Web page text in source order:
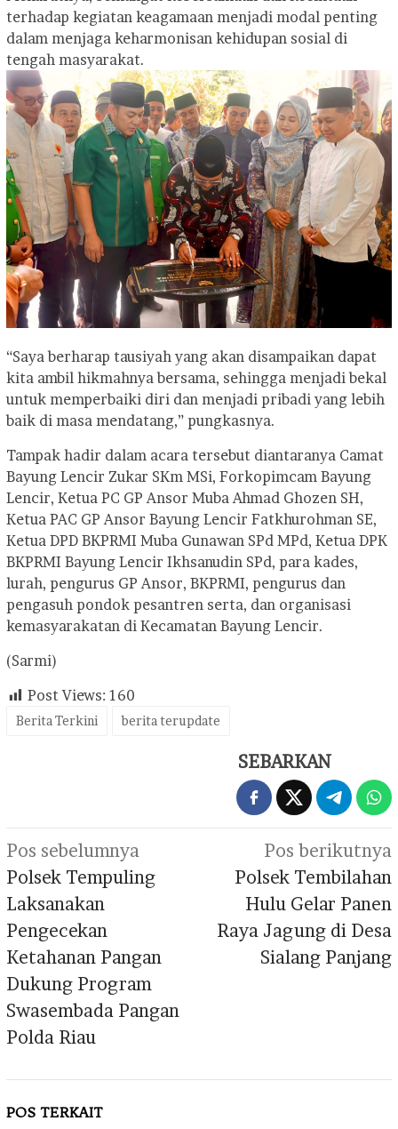
terhadap kegiatan keagamaan menjadi modal penting
dalam menjaga keharmonisan kehidupan sosial di
tengah masyarakat.
“Saya berharap tausiyah yang akan disampaikan dapat
kita ambil hikmahnya bersama, sehingga menjadi bekal
untuk memperbaiki diri dan menjadi pribadi yang lebih
baik di masa mendatang,” pungkasnya.
Tampak hadir dalam acara tersebut diantaranya Camat
Bayung Lencir Zukar SKm MSi, Forkopimcam Bayung
Lencir, Ketua PC GP Ansor Muba Ahmad Ghozen SH,
Ketua PAC GP Ansor Bayung Lencir Fatkhurohman SE,
Ketua DPD BKPRMI Muba Gunawan SPd MPd, Ketua DPK
BKPRMI Bayung Lencir Ikhsanudin SPd, para kades,
lurah, pengurus GP Ansor, BKPRMI, pengurus dan
pengasuh pondok pesantren serta, dan organisasi
kemasyarakatan di Kecamatan Bayung Lencir.
(Sarmi)
Post Views: 160
Berita Terkini berita terupdate
SEBARKAN
Navigasi
pos
Pos sebelumnya
Polsek Tempuling
Laksanakan
Pengecekan
Ketahanan Pangan
Dukung Program
Swasembada Pangan
Polda Riau
Pos berikutnya
Polsek Tembilahan
Hulu Gelar Panen
Raya Jagung di Desa
Sialang Panjang
POS TERKAIT